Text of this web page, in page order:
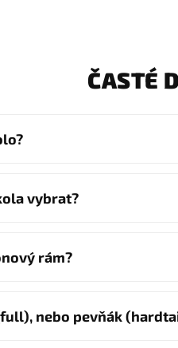
ČASTÉ
vybrat?
rám?
nebo pevňák